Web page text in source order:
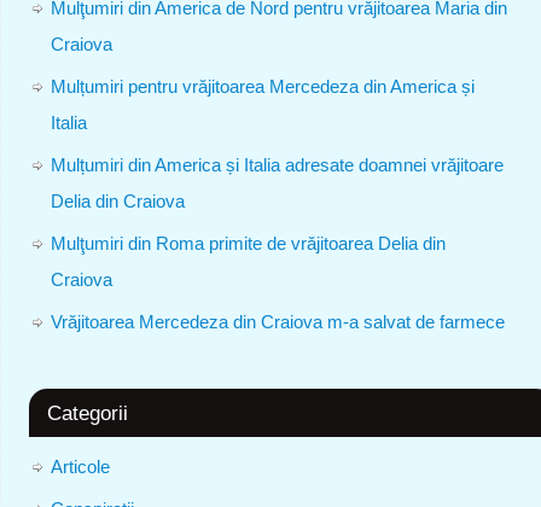
Mulţumiri din America de Nord pentru vrăjitoarea Maria din
Craiova
Mulțumiri pentru vrăjitoarea Mercedeza din America și
Italia
Mulțumiri din America și Italia adresate doamnei vrăjitoare
Delia din Craiova
Mulţumiri din Roma primite de vrăjitoarea Delia din
Craiova
Vrăjitoarea Mercedeza din Craiova m-a salvat de farmece
Categorii
Articole